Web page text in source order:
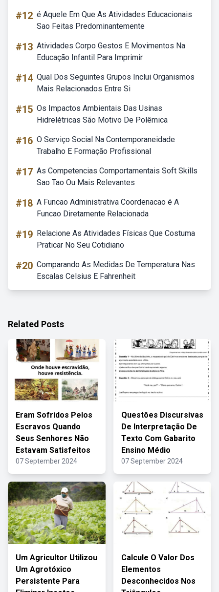
#12 é Aquele Em Que As Atividades Educacionais
Sao Feitas Predominantemente
#13 Atividades Corpo Gestos E Movimentos Na
Educação Infantil Para Imprimir
#14 Qual Dos Seguintes Grupos Inclui Organismos
Mais Relacionados Entre Si
#15 Os Impactos Ambientais Das Usinas
Hidrelétricas São Motivo De Polêmica
#16 O Serviço Social Na Contemporaneidade
Trabalho E Formação Profissional
#17 As Competencias Comportamentais Soft Skills
Sao Tao Ou Mais Relevantes
#18 A Funcao Administrativa Coordenacao é A
Funcao Diretamente Relacionada
#19 Relacione As Atividades Físicas Que Costuma
Praticar No Seu Cotidiano
#20 Comparando As Medidas De Temperatura Nas
Escalas Celsius E Fahrenheit
Related Posts
Eram Sofridos Pelos
Escravos Quando
Seus Senhores Não
Estavam Satisfeitos
07 September 2024
Questões Discursivas
De Interpretação De
Texto Com Gabarito
Ensino Médio
07 September 2024
Um Agricultor Utilizou
Um Agrotóxico
Persistente Para
Calcule O Valor Dos
Elementos
Desconhecidos Nos